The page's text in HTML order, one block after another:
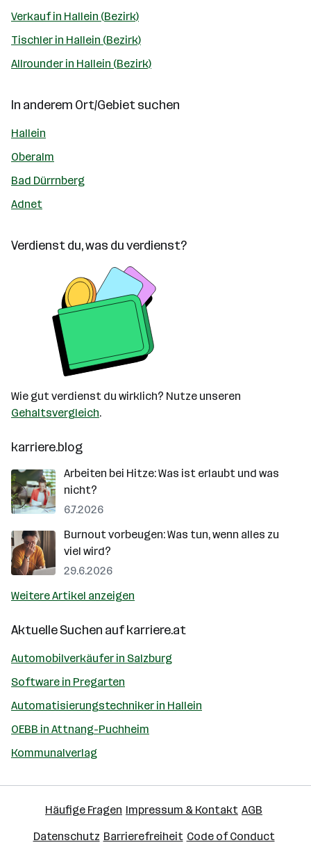
Verkauf in Hallein (Bezirk)
Tischler in Hallein (Bezirk)
Allrounder in Hallein (Bezirk)
In anderem Ort/Gebiet suchen
Hallein
Oberalm
Bad Dürrnberg
Adnet
Verdienst du, was du verdienst?
Wie gut verdienst du wirklich? Nutze unseren
Gehaltsvergleich.
karriere.blog
Arbeiten bei Hitze: Was ist erlaubt und was
nicht?
6.7.2026
Burnout vorbeugen: Was tun, wenn alles zu
viel wird?
29.6.2026
Weitere Artikel anzeigen
Aktuelle Suchen aufkarriere.at
Automobilverkäufer in Salzburg
Software in Pregarten
Automatisierungstechniker in Hallein
OEBB in Attnang-Puchheim
Kommunalverlag
Häufige Fragen Impressum & Kontakt AGB
Datenschutz Barrierefreiheit Code of Conduct